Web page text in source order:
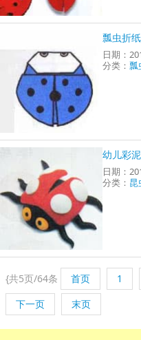
瓢虫折纸
日期：
分类：瓢
幼儿彩
日期：
分类： 昆
{共5页/64条 首页 1
下一页
末页